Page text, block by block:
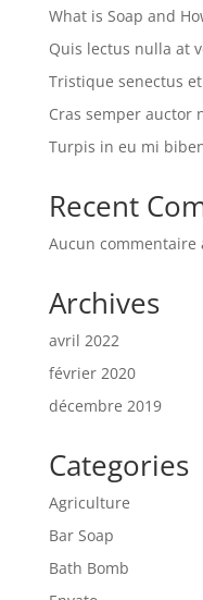
What is Soap and
Quis lectus nulla at
Tristique senectus
Cras semper auctor
Turpis in eu mi
Recent
Aucun commentaire
Archives
avril 2022
février 2020
décembre 2019
Categories
Agriculture
Bar Soap
Bath Bomb